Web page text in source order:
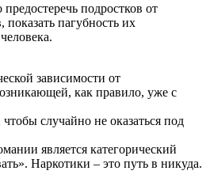
подростков от
показать пагубность их
зависимости от
как правило, уже с
случайно не оказаться под
является категорический
Наркотики – это путь в никуда.